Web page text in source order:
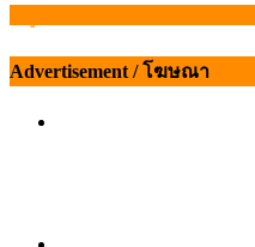
แนะแนว
เรื่อง
Advertisement / โฆษณา